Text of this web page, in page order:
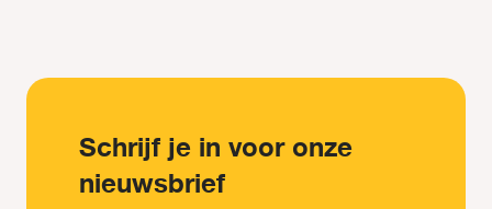
Schrijf je in voor onze
nieuwsbrief